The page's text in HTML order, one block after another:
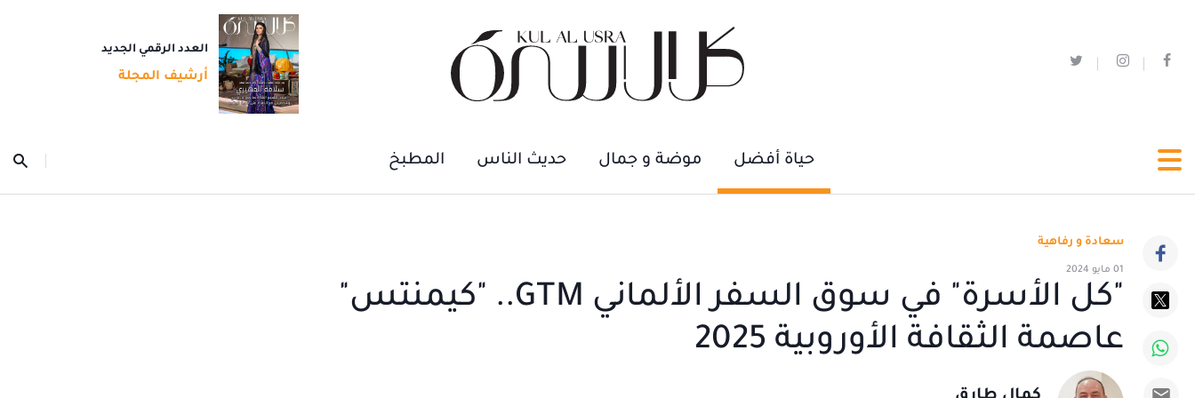
العدد الرقمي الجديد
أرشيف المجلة
حياة أفضل موضة و جمال حديث الناس المطبخ
سعادة و رفاهية
01 مايو 2024
"كل الأسرة" في سوق السفر الألماني GTM.. "كيمنتس"
عاصمة الثقافة الأوروبية 2025